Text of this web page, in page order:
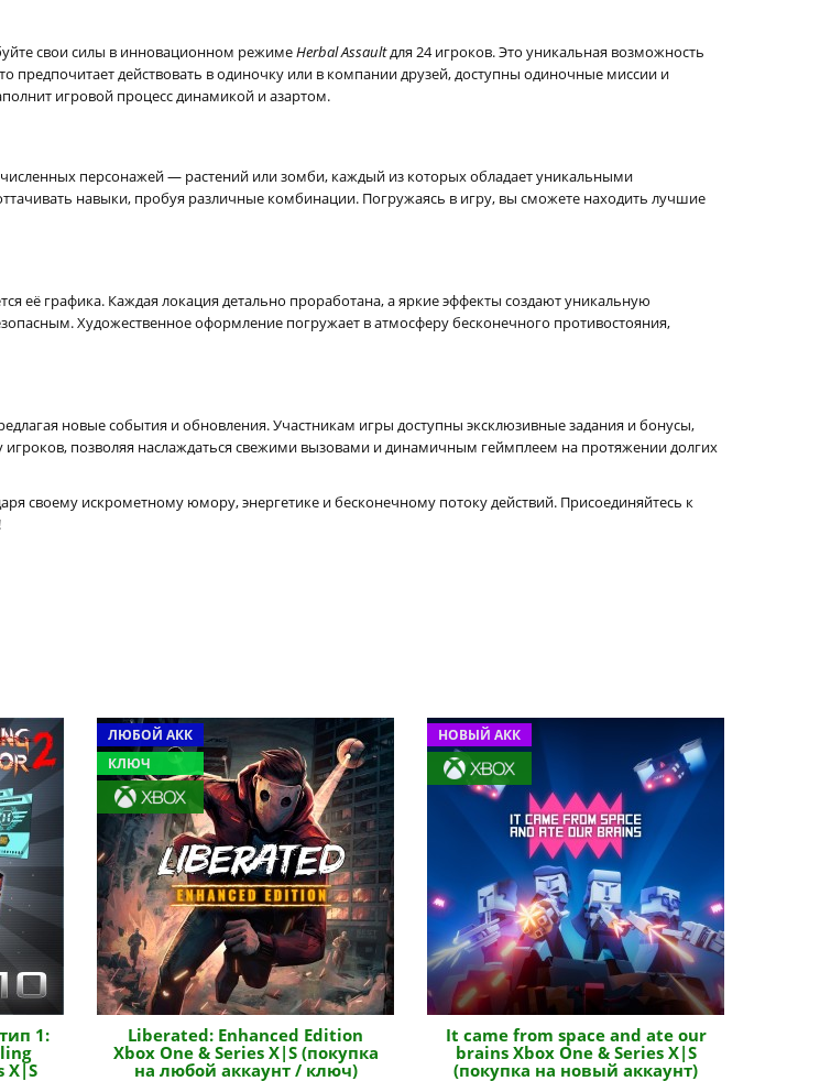
свои силы в инновационном режимеHerbal Assaultдля 24 игроков. Это уникальная возможность
предпочитает действовать в одиночку или в компании друзей, доступны одиночные миссии и
игровой процесс динамикой и азартом.
персонажей — растений или зомби, каждый из которых обладает уникальными
навыки, пробуя различные комбинации. Погружаясь в игру, вы сможете находить лучшие
её графика. Каждая локация детально проработана, а яркие эффекты создают уникальную
Художественное оформление погружает в атмосферу бесконечного противостояния,
новые события и обновления. Участникам игры доступны эксклюзивные задания и бонусы,
позволяя наслаждаться свежими вызовами и динамичным геймплеем на протяжении долгих
своему искрометному юмору, энергетике и бесконечному потоку действий. Присоединяйтесь к
1:
X|S
ЛЮБОЙ АКК
КЛЮЧ
Liberated: Enhanced Edition
Xbox One & Series X|S (покупка
на любой аккаунт / ключ)
НОВЫЙ АКК
It came from space and ate our
brains Xbox One & Series X|S
(покупка на новый аккаунт)